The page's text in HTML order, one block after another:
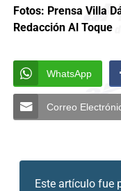
Fotos: Prensa Villa
Redacción Al Toque
WhatsApp
Correo
Este artículo fue